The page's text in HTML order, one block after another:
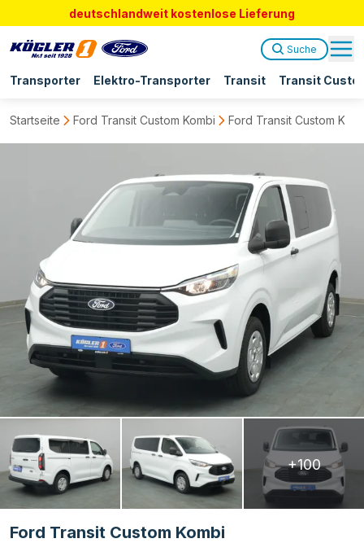
deutschlandweit kostenlose Lieferung
Transporter Elektro-Transporter Transit Transit
Suche
Startseite Ford Transit Custom Kombi Ford Transit Custom
+100
Ford Transit Custom Kombi